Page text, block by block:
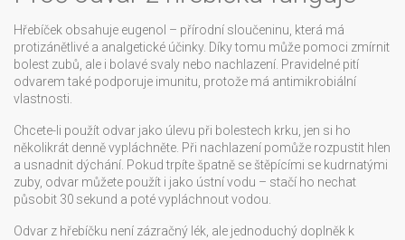
Hřebíček obsahuje eugenol – přírodní sloučeninu, která má
protizánětlivé a analgetické účinky. Díky tomu může pomoci zmírnit
bolest zubů, ale i bolavé svaly nebo nachlazení. Pravidelné pití
odvarem také podporuje imunitu, protože má antimikrobiální
vlastnosti.
Chcete-li použít odvar jako úlevu při bolestech krku, jen si ho
několikrát denně vypláchněte. Při nachlazení pomůže rozpustit hlen
a usnadnit dýchání. Pokud trpíte špatně se štěpícími se kudrnatými
zuby, odvar můžete použít i jako ústní vodu – stačí ho nechat
působit 30 sekund a poté vypláchnout vodou.
Odvar z hřebíčku není zázračný lék, ale jednoduchý doplněk k